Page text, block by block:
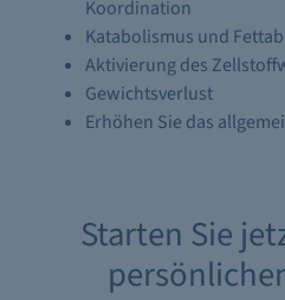
Koordination
Katabolismus und
Aktivierung des
Gewichtsverlust
Erhöhen Sie das
Starten Sie